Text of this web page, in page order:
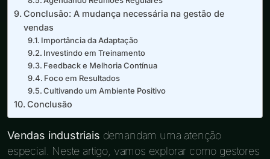
Conclusão: A mudança necessária na gestão de
vendas
Importância da Adaptação
Investindo em Treinamento
Feedback e Melhoria Contínua
Foco em Resultados
Cultivando um Ambiente Positivo
Conclusão
Vendas industriais demandam uma atenção
especial. Neste artigo, vamos explorar como gestores